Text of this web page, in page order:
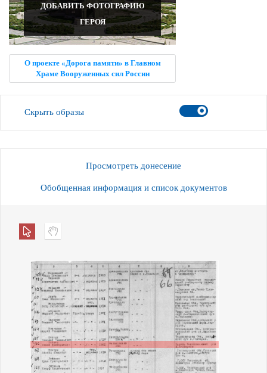
ДОБАВИТЬ ФОТОГРАФИЮ
ГЕРОЯ
О проекте «Дорога памяти» в Главном
Храме Вооруженных сил России
Скрыть образы
Просмотреть донесение
Обобщенная информация и список документов